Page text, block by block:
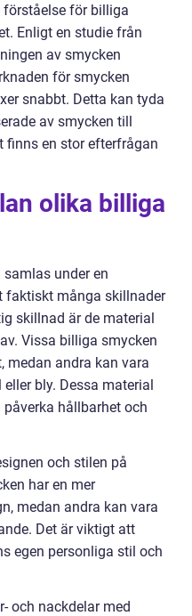
för billiga
Enligt en studie från
av smycken
för smycken
snabbt. Detta kan tyda
av smycken till
finns en stor efterfrågan
olika billiga
under en
faktiskt många skillnader
skillnad är de material
Vissa billiga smycken
medan andra kan vara
bly. Dessa material
hållbarhet och
och stilen på
har en mer
medan andra kan vara
Det är viktigt att
egen personliga stil och
och nackdelar med